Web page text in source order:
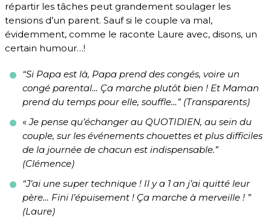
répartir les tâches peut grandement soulager les
tensions d’un parent. Sauf si le couple va mal,
évidemment, comme le raconte Laure avec, disons, un
certain humour…!
“Si Papa est là, Papa prend des congés, voire un
congé parental… Ça marche plutôt bien ! Et Maman
prend du temps pour elle, souffle…” (Transparents)
«Je pense qu’échanger au QUOTIDIEN, au sein du
couple, sur les événements chouettes et plus difficiles
de la journée de chacun est indispensable.”
(Clémence)
“J’ai une super technique ! Il y a 1 an j’ai quitté leur
père… Fini l’épuisement ! Ça marche à merveille ! ”
(Laure)